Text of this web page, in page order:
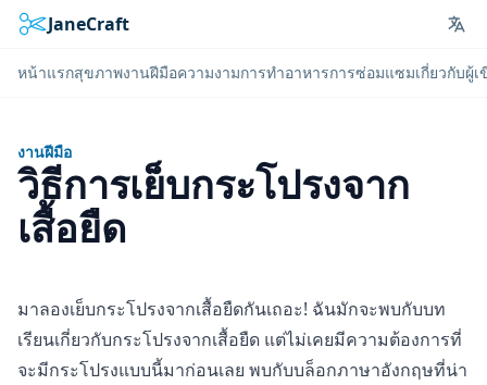
JaneCraft
หน้าแรกสุขภาพงานฝีมือความงามการทำอาหารการซ่อมแซมเกี่ยวกับผู้
งานฝีมือ
วิธีการเย็บกระโปรงจาก
เสื้อยืด
มาลองเย็บกระโปรงจากเสื้อยืดกันเถอะ! ฉันมักจะพบกับบท
เรียนเกี่ยวกับกระโปรงจากเสื้อยืด แต่ไม่เคยมีความต้องการที่
จะมีกระโปรงแบบนี้มาก่อนเลย พบกับบล็อกภาษาอังกฤษที่น่า